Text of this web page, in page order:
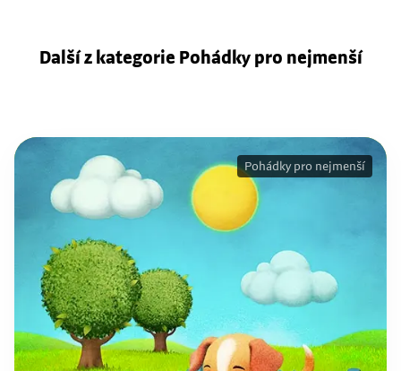
Další z kategorie Pohádky pro nejmenší
Pohádky pro nejmenší